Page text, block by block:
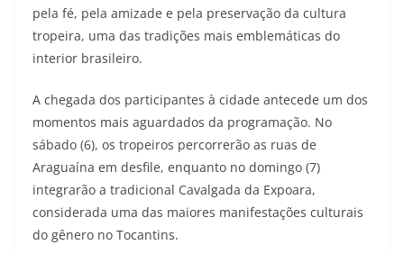
pela fé, pela amizade e pela preservação da cultura
tropeira, uma das tradições mais emblemáticas do
interior brasileiro.
A chegada dos participantes à cidade antecede um dos
momentos mais aguardados da programação. No
sábado (6), os tropeiros percorrerão as ruas de
Araguaína em desfile, enquanto no domingo (7)
integrarão a tradicional Cavalgada da Expoara,
considerada uma das maiores manifestações culturais
do gênero no Tocantins.